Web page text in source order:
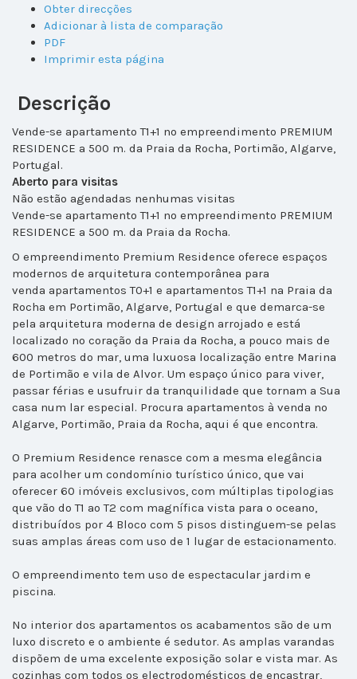
Obter direcções
Adicionar à lista de comparação
PDF
Imprimir esta página
Descrição
Vende-se apartamento T1+1 no empreendimento PREMIUM
RESIDENCE a 500 m. da Praia da Rocha, Portimão, Algarve,
Portugal.
Aberto para visitas
Não estão agendadas nenhumas visitas
Vende-se apartamento T1+1 no empreendimento PREMIUM
RESIDENCE a 500 m. da Praia da Rocha.
O empreendimento Premium Residence oferece espaços
modernos de arquitetura contemporânea para
venda apartamentos T0+1 e apartamentos T1+1 na Praia da
Rocha em Portimão, Algarve, Portugal e que demarca-se
pela arquitetura moderna de design arrojado e está
localizado no coração da Praia da Rocha, a pouco mais de
600 metros do mar, uma luxuosa localização entre Marina
de Portimão e vila de Alvor. Um espaço único para viver,
passar férias e usufruir da tranquilidade que tornam a Sua
casa num lar especial. Procura apartamentos à venda no
Algarve, Portimão, Praia da Rocha, aqui é que encontra.
O Premium Residence renasce com a mesma elegância
para acolher um condomínio turístico único, que vai
oferecer 60 imóveis exclusivos, com múltiplas tipologias
que vão do T1 ao T2 com magnífica vista para o oceano,
distribuídos por 4 Bloco com 5 pisos distinguem-se pelas
suas amplas áreas com uso de 1 lugar de estacionamento.
O empreendimento tem uso de espectacular jardim e
piscina.
No interior dos apartamentos os acabamentos são de um
luxo discreto e o ambiente é sedutor. As amplas varandas
dispõem de uma excelente exposição solar e vista mar. As
cozinhas com todos os electrodomésticos de encastrar,